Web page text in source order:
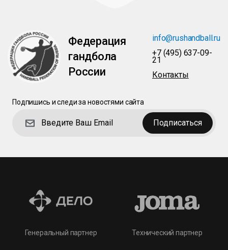
Федерация
гандбола
России
info@rushandball.ru
+7 (495) 637-09-
21
Контакты
Подпишись и следи за новостями сайта
Подписаться
Генеральный партнер Технический партнер